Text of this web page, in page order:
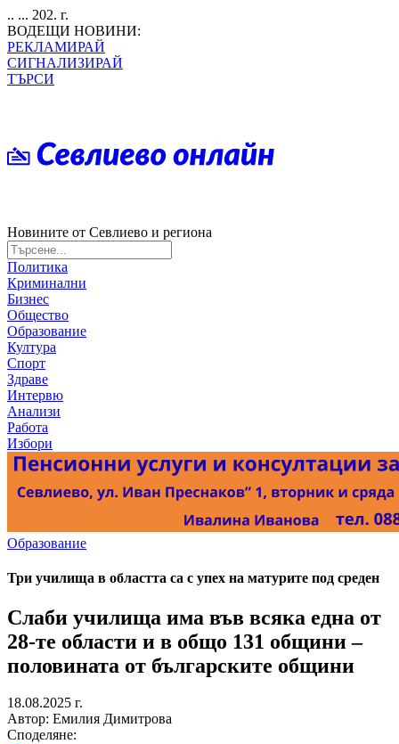
.. ... 202. г.
ВОДЕЩИ НОВИНИ:
РЕКЛАМИРАЙ
СИГНАЛИЗИРАЙ
ТЪРСИ
Новините от Севлиево и региона
Политика
Криминални
Бизнес
Общество
Образование
Култура
Спорт
Здраве
Интервю
Анализи
Работа
Избори
Образование
Три училища в областта са с упех на матурите под среден
Слаби училища има във всяка една от
28-те области и в общо 131 общини –
половината от българските общини
18.08.2025 г.
Автор: Емилия Димитрова
Споделяне: